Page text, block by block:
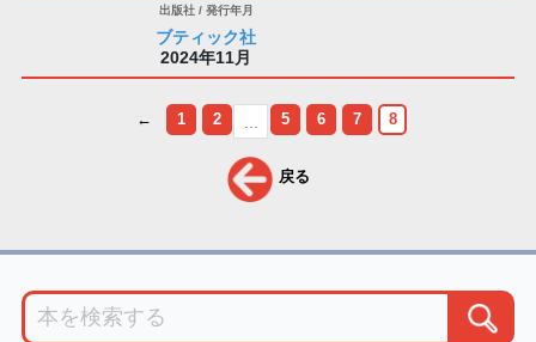
ブティック社
2024年11月
← 1 2 5 6 7 8
戻る